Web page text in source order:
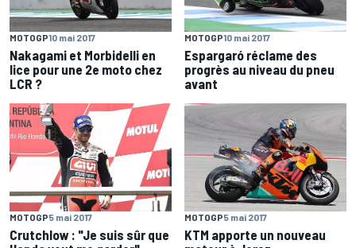
MOTOGP10 mai 2017
Nakagami et Morbidelli en
lice pour une 2e moto chez
LCR ?
MOTOGP10 mai 2017
Espargaró réclame des
progrès au niveau du pneu
avant
MOTOGP5 mai 2017
Crutchlow : "Je suis sûr que
MOTOGP5 mai 2017
KTM apporte un nouveau